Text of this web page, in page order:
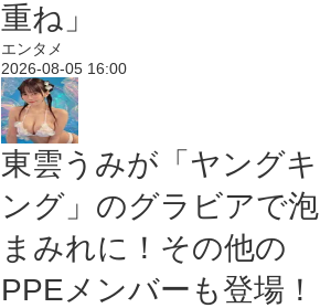
重ね」
エンタメ
2026-08-05 16:00
東雲うみが「ヤングキ
ング」のグラビアで泡
まみれに！その他の
PPEメンバーも登場！